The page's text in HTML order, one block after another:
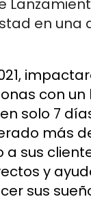
en una
con
en solo 7
más
a sus
y
sus